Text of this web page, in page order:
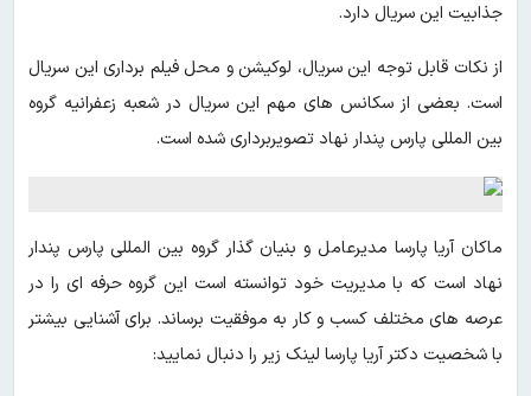
جذابیت این سریال دارد.
از نکات قابل توجه این سریال، لوکیشن و محل فیلم برداری این سریال
است. بعضی از سکانس های مهم این سریال در شعبه زعفرانیه گروه
بین المللی پارس پندار نهاد تصویربرداری شده است.
ماکان آریا پارسا مدیرعامل و بنیان گذار گروه بین المللی پارس پندار
نهاد است که با مدیریت خود توانسته است این گروه حرفه ای را در
عرصه های مختلف کسب و کار به موفقیت برساند. برای آشنایی بیشتر
با شخصیت دکتر آریا پارسا لینک زیر را دنبال نمایید: